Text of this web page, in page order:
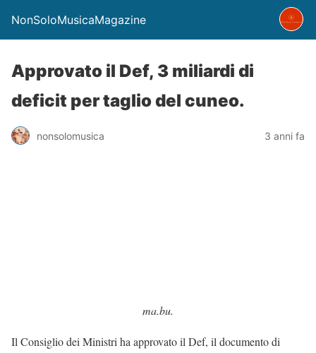
NonSoloMusicaMagazine
Approvato il Def, 3 miliardi di
deficit per taglio del cuneo.
nonsolomusica 3 anni fa
ma.bu.
Il Consiglio dei Ministri ha approvato il Def, il documento di